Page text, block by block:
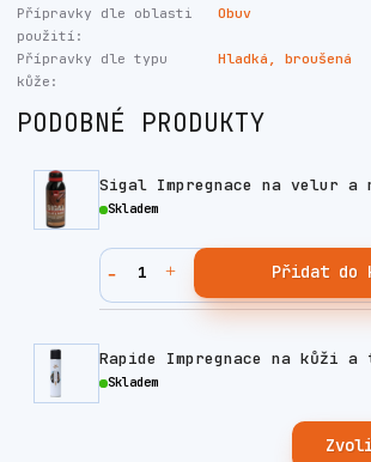
Přípravky dle oblasti
použití:
Obuv
Přípravky dle typu
kůže:
Hladká, broušená
PODOBNÉ PRODUKTY
Sigal Impregnace na velur a
Skladem
Přidat do
Rapide Impregnace na kůži
Skladem